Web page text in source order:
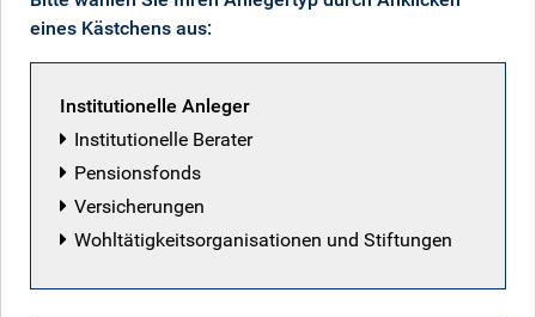
Ausgewählte Artikel
eines Kästchens aus:
Institutionelle Anleger
Institutionelle Berater
Pensionsfonds
Versicherungen
Wohltätigkeitsorganisationen und Stiftungen